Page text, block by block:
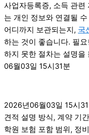
사업자등록증, 소득 관련
는 개인 정보와 연결될
어디까지 보관되는지, 국
하는 것이 좋습니다. 필
하지 못한 절차는 설명을
06월03일 15시31분
2026년06월03일 15시
견적 설명 방식, 계약 기
학원 보험 포함 범위, 정